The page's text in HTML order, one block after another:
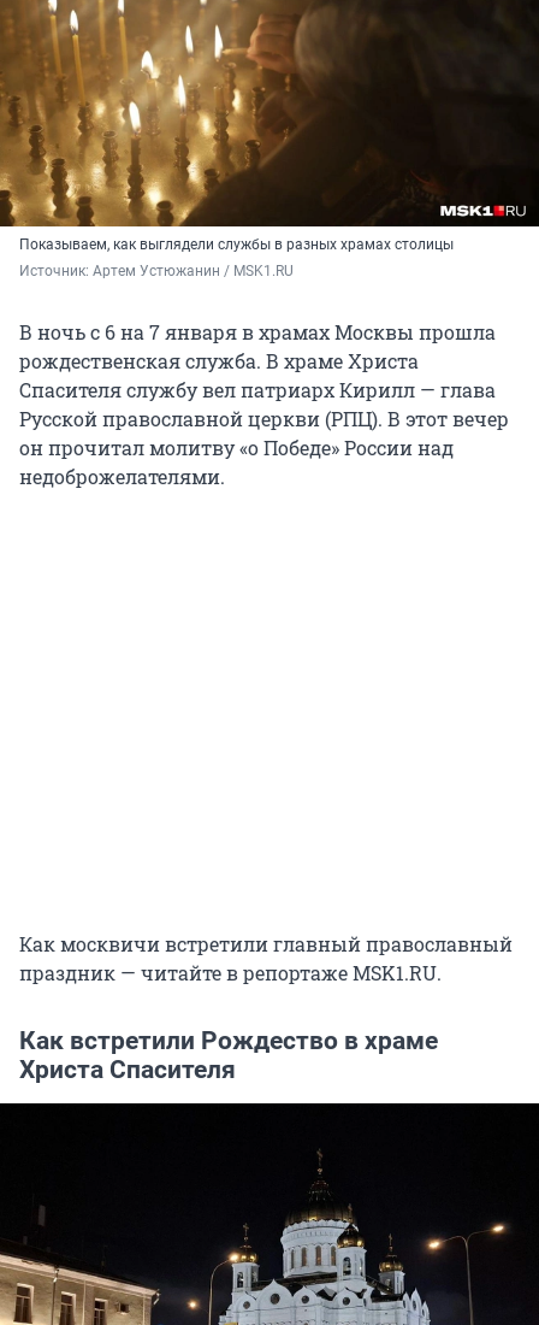
Показываем, как выглядели службы в разных храмах столицы
Источник: Артем Устюжанин / MSK1.RU
В ночь с 6 на 7 января в храмах Москвы прошла
рождественская служба. В храме Христа
Спасителя службу вел патриарх Кирилл — глава
Русской православной церкви (РПЦ). В этот вечер
он прочитал молитву «о Победе» России над
недоброжелателями.
Как москвичи встретили главный православный
праздник — читайте в репортаже MSK1.RU.
Как встретили Рождество в храме
Христа Спасителя